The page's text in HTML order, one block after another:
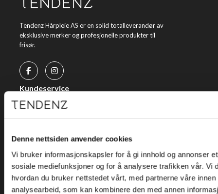
Denne nettsiden anvender cookies
Vi bruker informasjonskapsler for å gi innhold og annonser
sosiale mediefunksjoner og for å analysere trafikken vår. Vi
hvordan du bruker nettstedet vårt, med partnerne våre
analysearbeid, som kan kombinere den med annen
Tendenz Hårpleie AS er en solid totalleverandør av
eksklusive merker og profesjonelle produkter til
frisør.
Kundeservice
Kjøpsvilkår
Personvern
Holtegata 26, 0355 Oslo
Telefon: +47 22 92 50 00
E-post: kundeservice@tendenz.net